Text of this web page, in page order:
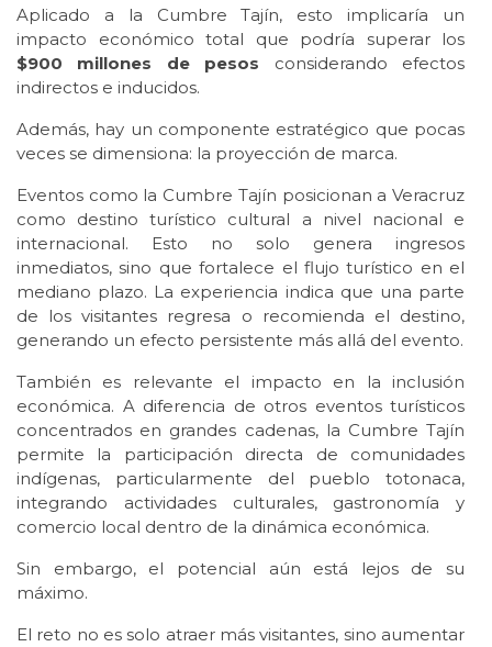
Aplicado a la Cumbre Tajín, esto implicaría un
impacto económico total que podría superar los
$900 millones de pesos considerando efectos
indirectos e inducidos.
Además, hay un componente estratégico que pocas
veces se dimensiona: la proyección de marca.
Eventos como la Cumbre Tajín posicionan a Veracruz
como destino turístico cultural a nivel nacional e
internacional. Esto no solo genera ingresos
inmediatos, sino que fortalece el flujo turístico en el
mediano plazo. La experiencia indica que una parte
de los visitantes regresa o recomienda el destino,
generando un efecto persistente más allá del evento.
También es relevante el impacto en la inclusión
económica. A diferencia de otros eventos turísticos
concentrados en grandes cadenas, la Cumbre Tajín
permite la participación directa de comunidades
indígenas, particularmente del pueblo totonaca,
integrando actividades culturales, gastronomía y
comercio local dentro de la dinámica económica.
Sin embargo, el potencial aún está lejos de su
máximo.
El reto no es solo atraer más visitantes, sino aumentar